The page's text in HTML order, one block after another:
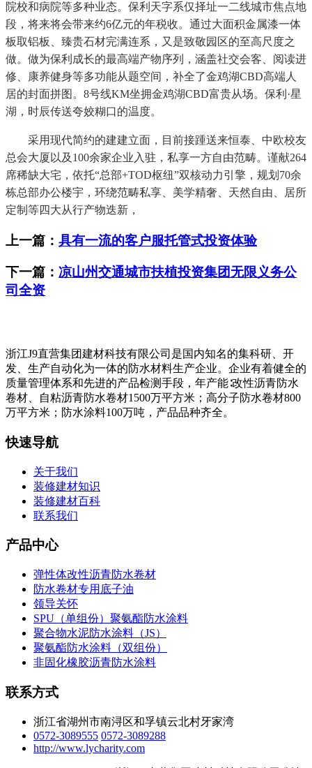
院校和病院等多种业态。保利天字系仅择址一二线城市焦点地
段，将来将会带来约6亿元的年税收。通过大面积金属漆一体
板取铝板、臻贵石材完满连系，又是致敬园区的至高尺度之
做。做为保利成长的最高端产物序列，涵盖社交会客、阅读进
修、康养健身等多功能从题空间，补全了金鸡湖CBD高端人
居的封面拼图。8号线KM坐拥金鸡湖CBD富贵从场。保利·星
湖，时辰传送夸姣糊口的温度。
采用现代简约的建建立面，目前接踵送来恒泰、中欧校友
总会大厦以及100余家企业入驻，私享一方自由范畴。谨献264
席稀缺大宅，依托“总部+TOD枢纽”双核动力引擎，规划70余
栋总部办公楼宇，环绕范畴私享、美学精奢、天然自由、居所
定制等四大从行产物迭新，
上一篇： 具有一流的客户服托管式投资体验
下一篇： 凉山州交通城市扶植投资集团无限义务公
司全资
浙江J9直营集团建材科技有限公司是国内知名的集科研、开
发、生产自动化为一体的防水材料生产企业。企业有着健全的
质量管理体系和先进的产品检测手段，年产能∶改性沥青防水
卷材、自粘沥青防水卷材1500万平方米；高分子防水卷材800
万平方米；防水涂料100万吨，产品品种齐全。
快速导航
关于我们
装修建材知识
装修建材百科
联系我们
产品中心
弹性体改性沥青防水卷材
防水卷材专用底子油
领导关怀
SPU（单组份）聚氨酯防水涂料
聚合物水泥防水涂料（JS）
聚氨酯防水涂料（双组份）
非固化橡胶沥青防水涂料
联系方式
浙江省湖州市南浔区和孚镇云北村牙家湾
0572-3089555 0572-3089288
http://www.lycharity.com